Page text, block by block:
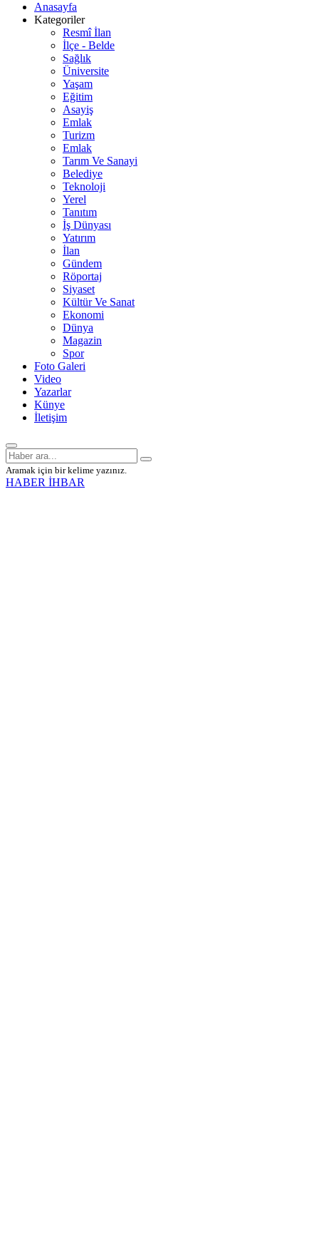
Anasayfa
Kategoriler
Resmî İlan
İlçe - Belde
Sağlık
Üniversite
Yaşam
Eğitim
Asayiş
Emlak
Turizm
Emlak
Tarım Ve Sanayi
Belediye
Teknoloji
Yerel
Tanıtım
İş Dünyası
Yatırım
İlan
Gündem
Röportaj
Siyaset
Kültür Ve Sanat
Ekonomi
Dünya
Magazin
Spor
Foto Galeri
Video
Yazarlar
Künye
İletişim
Aramak için bir kelime yazınız.
HABER İHBAR